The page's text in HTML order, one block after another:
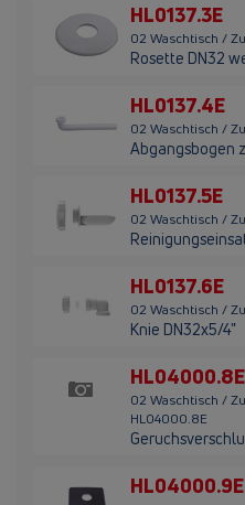
HL0137.3E
02 Waschtisch /
Rosette DN32
HL0137.4E
02 Waschtisch /
Abgangsbogen
HL0137.5E
02 Waschtisch /
HL0137.6E
02 Waschtisch /
Knie DN32x5/4"
HL04000.8E
02 Waschtisch /
HL04000.8E
HL04000.9E